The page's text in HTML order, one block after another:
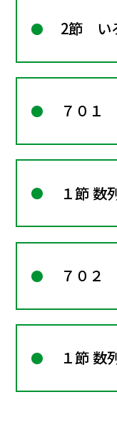
2節 い
７０１
１節 数
７０
１節 数